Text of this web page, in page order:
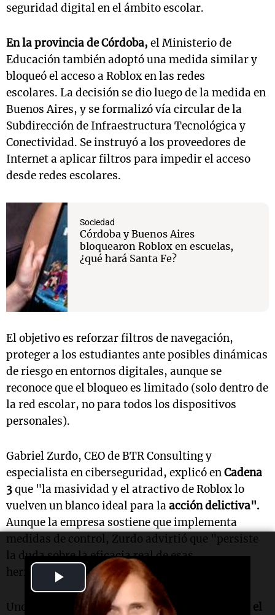
Play
Video
seguridad digital en el ámbito escolar.
En la provincia de Córdoba, el Ministerio de
Educación también adoptó una medida similar y
bloqueó el acceso a Roblox en las redes
escolares. La decisión se dio luego de la medida en
Buenos Aires, y se formalizó vía circular de la
Subdirección de Infraestructura Tecnológica y
Conectividad. Se instruyó a los proveedores de
Internet a aplicar filtros para impedir el acceso
desde redes escolares.
Sociedad
Córdoba y Buenos Aires
bloquearon Roblox en escuelas,
¿qué hará Santa Fe?
El objetivo es reforzar filtros de navegación,
proteger a los estudiantes ante posibles dinámicas
de riesgo en entornos digitales, aunque se
reconoce que el bloqueo es limitado (solo dentro de
la red escolar, no para todos los dispositivos
personales).
Gabriel Zurdo, CEO de BTR Consulting y
especialista en ciberseguridad, explicó enCadena
3que "la masividad y el atractivo de Roblox lo
vuelven un blanco ideal para laacción delictiva".
Aunque la empresa sostiene que implementa
medidas de control, Zurdo advirtió que "persiste
la duda sobre la eficacia real de esas
herramientas".
Uno de los principales peligros identificados es el